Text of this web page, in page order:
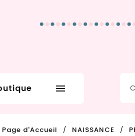

Page d'Accueil NAISSANCE